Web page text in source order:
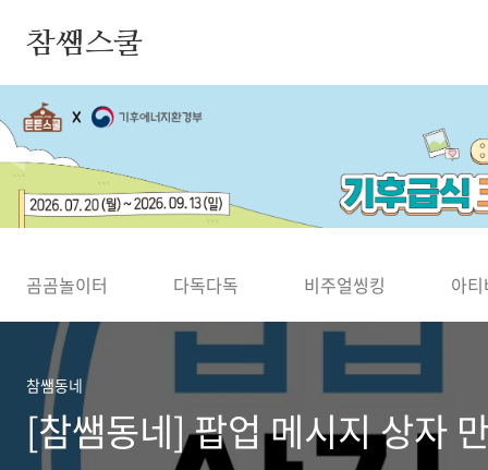
참쌤스쿨
◀
곰곰놀이터 다독다독 비주얼씽킹 아
참쌤동네
[참쌤동네] 팝업 메시지 상자